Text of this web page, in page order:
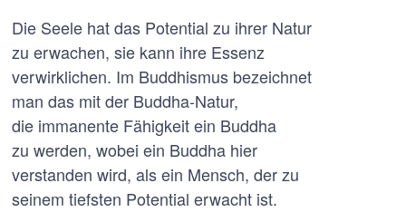
Die Seele hat das Potential zu ihrer Natur
zu erwachen, sie kann ihre Essenz
verwirklichen. Im Buddhismus bezeichnet
man das mit der Buddha-Natur,
die immanente Fähigkeit ein Buddha
zu werden, wobei ein Buddha hier
verstanden wird, als ein Mensch, der zu
seinem tiefsten Potential erwacht ist.